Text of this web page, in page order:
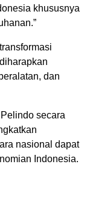
khususnya
dan
secara
nasional dapat
Indonesia.